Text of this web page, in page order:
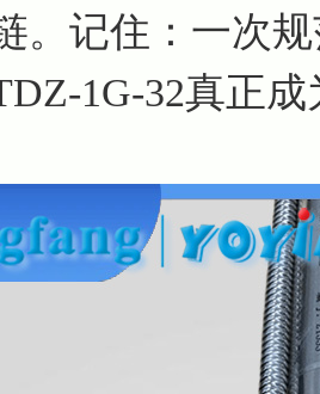
。记住：一次
1G-32真正